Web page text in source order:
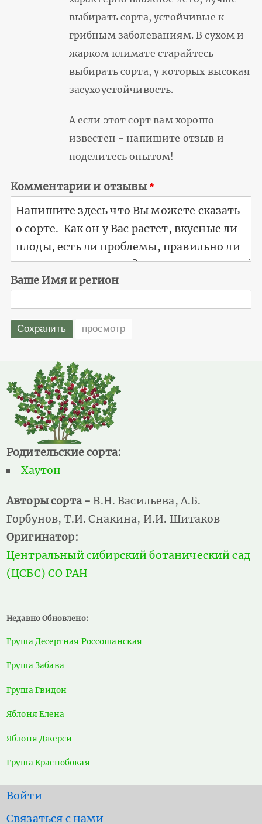
выбирать сорта, устойчивые к
грибным заболеваниям. В сухом и
жарком климате старайтесь
выбирать сорта, у которых высокая
засухоустойчивость.
А если этот сорт вам хорошо
известен - напишите отзыв и
поделитесь опытом!
Комментарии и отзывы
Ваше Имя и регион
Родительские сорта:
Хаутон
Авторы сорта -В.Н. Васильева, А.Б.
Горбунов, Т.И. Снакина, И.И. Шитаков
Оригинатор:
Центральный сибирский ботанический сад
(ЦСБС) СО РАН
Недавно Обновлено:
Груша Десертная Россошанская
Груша Забава
Груша Гвидон
Яблоня Елена
Яблоня Джерси
Груша Краснобокая
User
account
Войти
Footer
Связаться с нами